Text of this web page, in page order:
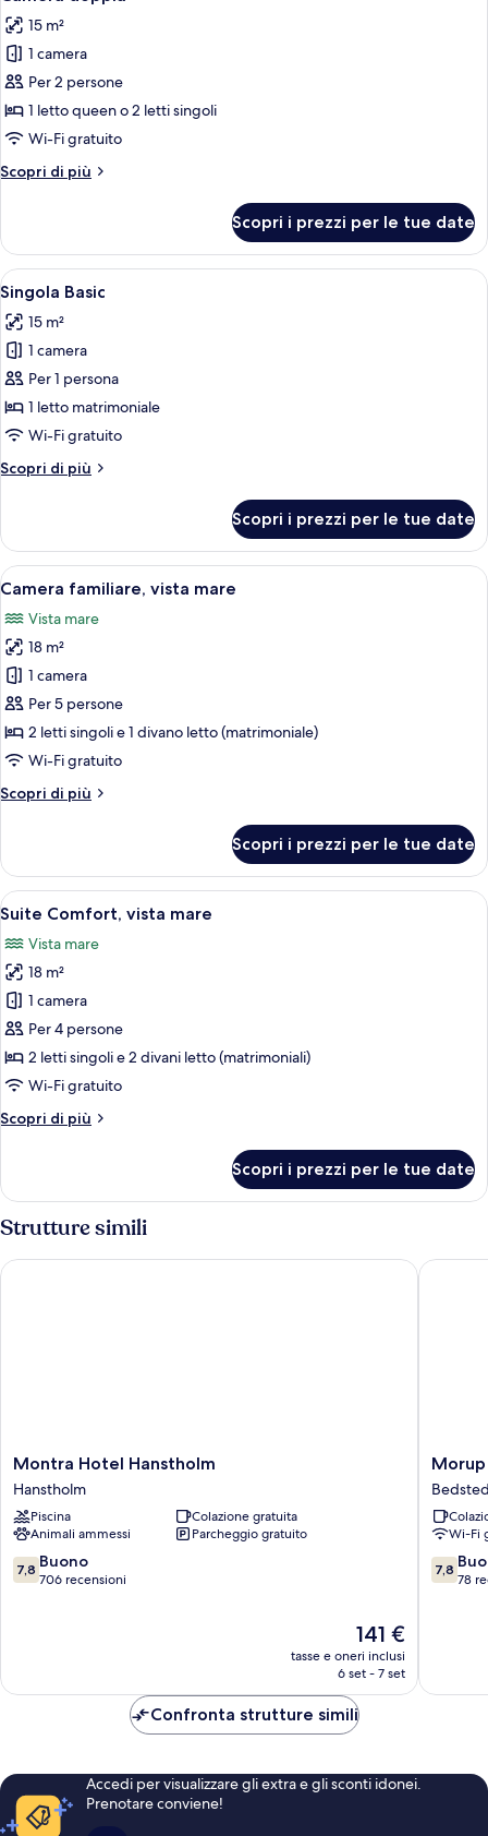
tutte
le
foto
per
Camera
doppia
15 m²
1 camera
Per 2 persone
1 letto queen o 2 letti singoli
Wi-Fi gratuito
Scopri di più
Altri
doppia
Scopri i prezzi per le tue date
Apri
tutte
le
foto
per
Singola
Basic
Una camera d'albergo con un letto,
4
Singola Basic
15 m²
1 camera
Per 1 persona
1 letto matrimoniale
Wi-Fi gratuito
Scopri di più
Altri
Basic
Scopri i prezzi per le tue date
Apri
tutte
le
foto
per
Camera
familiare,
vista
Una camera da letto con un letto,
4
Camera familiare, vista mare
Vista mare
18 m²
1 camera
Per 5 persone
2 letti singoli e 1 divano letto (matrimoniale)
Wi-Fi gratuito
Scopri di più
Altri
familiare,
vista
mare
Scopri i prezzi per le tue date
Apri
tutte
le
foto
per
Suite
Comfort,
vista
Un balcone con tavolo e sedie, vista
4
Suite Comfort, vista mare
Vista mare
18 m²
1 camera
Per 4 persone
2 letti singoli e 2 divani letto (matrimoniali)
Wi-Fi gratuito
Scopri di più
Altri
Comfort,
vista
mare
Scopri i prezzi per le tue date
Strutture simili
Montra
Hotel
Hanstholm
Hanstholm
Montra Hotel Hanstholm
Hanstholm
Piscina
Colazione gratuita
Animali ammessi
Parcheggio gratuito
7.8
su
7,8 Buono
706 recensioni
Il
prezzo
attuale
141 €
141 €
tasse e oneri inclusi
6 set - 7 set
Montra Hotel Hanstholm
Morup
Mølle
Kro
Bedsted
Wi-Fi
7.8
su
7,8
78
Morup
Confronta strutture simili
Accedi per visualizzare gli extra e gli sconti idonei.
Prenotare conviene!